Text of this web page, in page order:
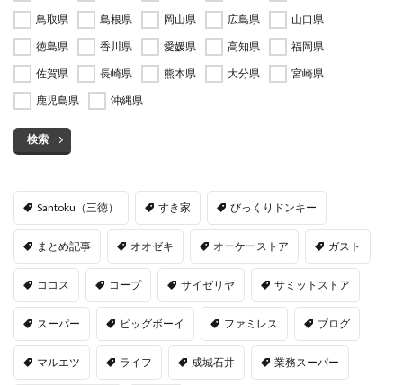
鳥取県
島根県 岡山県 広島県
山口県
徳島県
香川県 愛媛県 高知県
福岡県
佐賀県
長崎県 熊本県 大分県
宮崎県
鹿児島県
沖縄県
検索
Santoku（三徳） すき家 びっくりドンキー
まとめ記事 オオゼキ オーケーストア ガスト
ココス コープ サイゼリヤ サミットストア
スーパー ビッグボーイ ファミレス ブログ
マルエツ ライフ 成城石井 業務スーパー